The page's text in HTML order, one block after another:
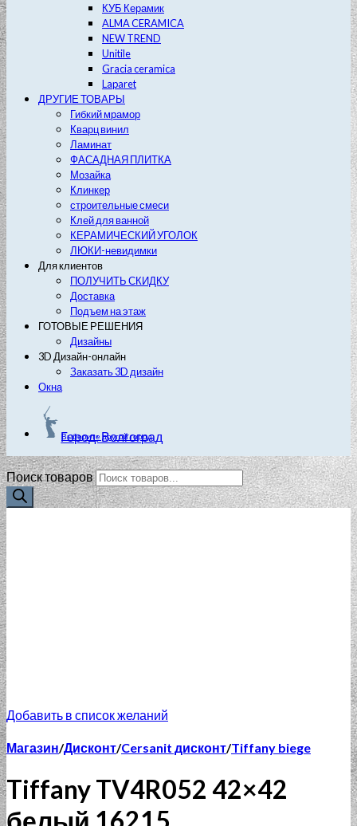
КУБ Керамик
ALMA CERAMICA
NEW TREND
Unitile
Gracia ceramica
Laparet
ДРУГИЕ ТОВАРЫ
Гибкий мрамор
Кварц винил
Ламинат
ФАСАДНАЯ ПЛИТКА
Мозайка
Клинкер
строительные смеси
Клей для ванной
КЕРАМИЧЕСКИЙ УГОЛОК
ЛЮКИ-невидимки
Для клиентов
ПОЛУЧИТЬ СКИДКУ
Доставка
Подъем на этаж
ГОТОВЫЕ РЕШЕНИЯ
Дизайны
3D Дизайн-онлайн
Заказать 3D дизайн
Окна
Город: Волгоград
Выберите другой город
Поиск товаров
Добавить в список желаний
Магазин/Дисконт/Cersanit дисконт/Tiffany biege
Tiffany TV4R052 42×42